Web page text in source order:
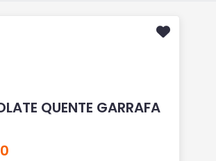
QUENTE GARRAFA